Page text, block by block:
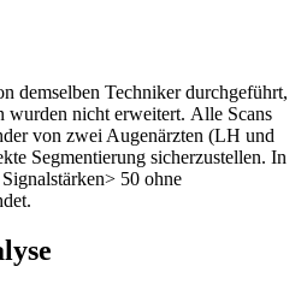
demselben Techniker durchgeführt,
wurden nicht erweitert. Alle Scans
von zwei Augenärzten (LH und
Segmentierung sicherzustellen. In
50 ohne